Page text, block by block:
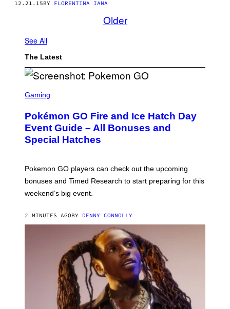
12.21.15BY FLORENTINA IANA
Older
See All
The Latest
C
E
N
S
H
P
O
E
N
G
Gaming
Pokémon GO Fire and Ice Hatch Day
Event Guide – All Bonuses and
Special Hatches
Pokemon GO players can check out the upcoming
bonuses and Timed Research to start preparing for this
weekend’s big event.
2 MINUTES AGOBY DENNY CONNOLLY